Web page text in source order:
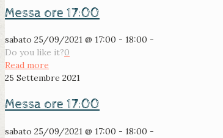
Messa ore 17:00
sabato 25/09/2021 @ 17:00 - 18:00 -
Do you like it?0
Read more
25 Settembre 2021
Messa ore 17:00
sabato 25/09/2021 @ 17:00 - 18:00 -